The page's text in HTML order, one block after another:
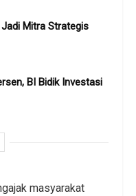
Mitra Strategis
BI Bidik Investasi
masyarakat